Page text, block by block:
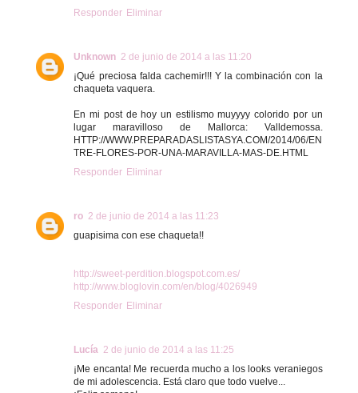
Responder Eliminar
Unknown 2 de junio de 2014 a las 11:20
¡Qué preciosa falda cachemir!!! Y la combinación con la
chaqueta vaquera.
En mi post de hoy un estilismo muyyyy colorido por un
lugar maravilloso de Mallorca: Valldemossa.
HTTP://WWW.PREPARADASLISTASYA.COM/2014/06/EN
TRE-FLORES-POR-UNA-MARAVILLA-MAS-DE.HTML
Responder Eliminar
ro 2 de junio de 2014 a las 11:23
guapisima con ese chaqueta!!
http://sweet-perdition.blogspot.com.es/
http://www.bloglovin.com/en/blog/4026949
Responder Eliminar
Lucía 2 de junio de 2014 a las 11:25
¡Me encanta! Me recuerda mucho a los looks veraniegos
de mi adolescencia. Está claro que todo vuelve...